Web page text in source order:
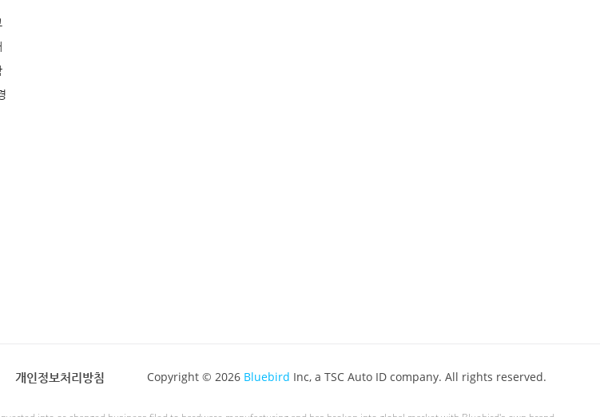
개인정보처리방침 Copyright © 2026 Bluebird Inc, a TSC Auto ID company. All rights reserved.